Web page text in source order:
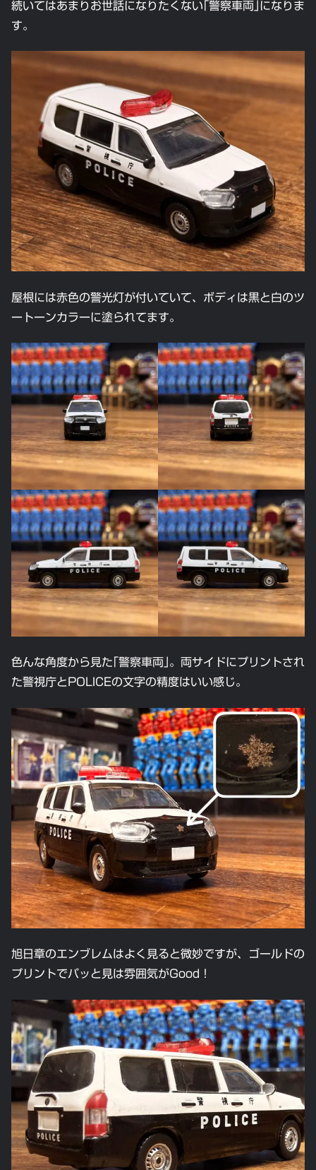
続いてはあまりお世話になりたくない｢警察車両｣になりま
す。
屋根には赤色の警光灯が付いていて、ボディは黒と白のツ
ートーンカラーに塗られてます。
色んな角度から見た｢警察車両｣。両サイドにプリントされ
た警視庁とPOLICEの文字の精度はいい感じ。
旭日章のエンブレムはよく見ると微妙ですが、ゴールドの
プリントでパッと見は雰囲気がGood！